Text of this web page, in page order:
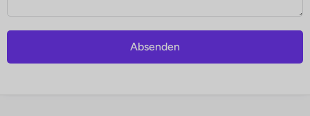
Absenden